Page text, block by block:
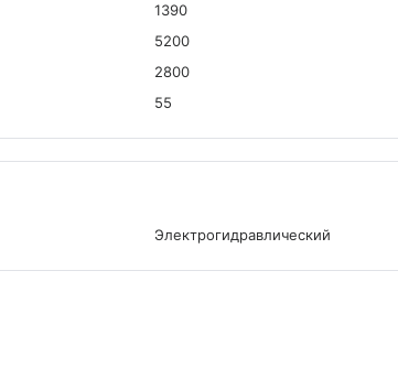
1390
5200
2800
55
Электрогидравлический